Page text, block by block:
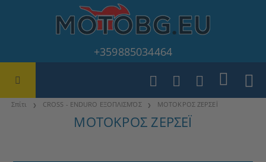
+359885034464
Σπίτι CROSS - ENDURO ΕΞΟΠΛΙΣΜΌΣ ΜΟΤΟΚΡΟΣ ΖΕΡΣΕΪ
ΜΟΤΟΚΡΟΣ ΖΕΡΣΕΪ